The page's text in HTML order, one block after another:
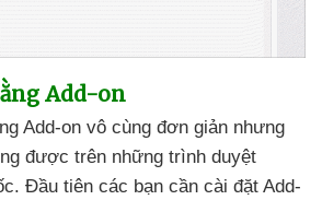
Add-on
Add-on vô cùng đơn giản nhưng
được trên những trình duyệt
. Đầu tiên các bạn cần cài đặt Add-